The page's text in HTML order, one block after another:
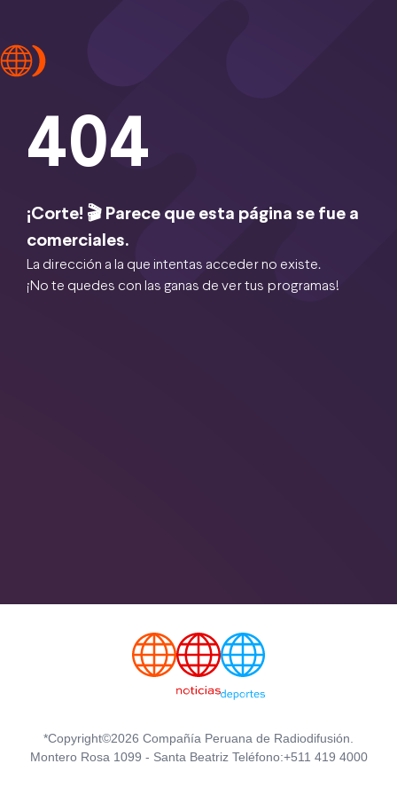
404
¡Corte! 🎬 Parece que esta página se fue a
comerciales.
La dirección a la que intentas acceder no existe.
¡No te quedes con las ganas de ver tus programas!
*Copyright©2026 Compañía Peruana de Radiodifusión.
Montero Rosa 1099 - Santa Beatriz Teléfono:+511 419 4000